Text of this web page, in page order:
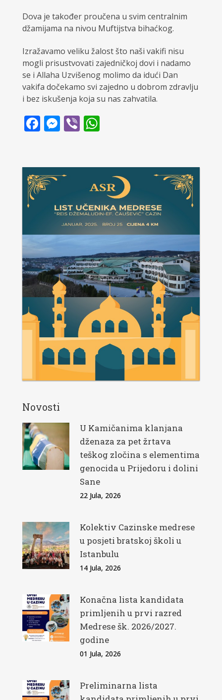
Dova je također proučena u svim centralnim
džamijama na nivou Muftijstva bihaćkog.
Izražavamo veliku žalost što naši vakifi nisu
mogli prisustvovati zajedničkoj dovi i nadamo
se i Allaha Uzvišenog molimo da idući Dan
vakifa dočekamo svi zajedno u dobrom zdravlju
i bez iskušenja koja su nas zahvatila.
Facebook
Messenger
ViberWhatsApp
Novosti
U Kamičanima klanjana
dženaza za pet žrtava
teškog zločina s elementima
genocida u Prijedoru i dolini
Sane
22 Jula, 2026
Kolektiv Cazinske medrese
u posjeti bratskoj školi u
Istanbulu
14 Jula, 2026
Konačna lista kandidata
primljenih u prvi razred
Medrese šk. 2026/2027.
godine
01 Jula, 2026
Preliminarna lista